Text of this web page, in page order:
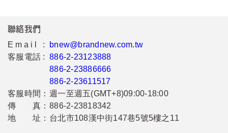
聯絡我們
Email :
bnew@brandnew.com.tw
客服電話 : 886-2-23123888
886-2-23886666
886-2-23611517
客服時間： 週一至週五(GMT+8)09:00-18:00
傳 真： 886-2-23818342
地 址： 台北市108漢中街147巷5號5樓之11